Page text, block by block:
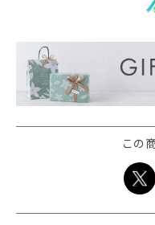
この